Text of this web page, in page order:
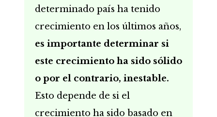
determinado país ha tenido
crecimiento en los últimos años,
es importante determinar si
este crecimiento ha sido sólido
o por el contrario, inestable.
Esto depende de si el
crecimiento ha sido basado en